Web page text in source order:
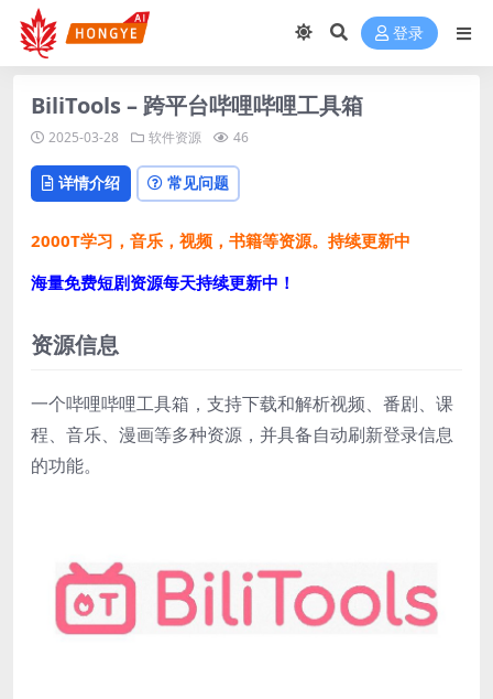
登录
BiliTools – 跨平台哔哩哔哩工具箱
2025-03-28 软件资源 46
详情介绍 常见问题
2000T学习，音乐，视频，书籍等资源。持续更新中
海量免费短剧资源每天持续更新中！
资源信息
一个哔哩哔哩工具箱，支持下载和解析视频、番剧、课
程、音乐、漫画等多种资源，并具备自动刷新登录信息
的功能。